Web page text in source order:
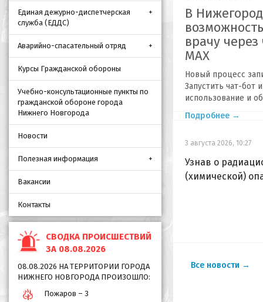
Единая дежурно-диспетчерская
служба (ЕДДС)
Аварийно-спасательный отряд
Курсы Гражданской обороны
Учебно-консультационные пункты по
гражданской обороне города
Нижнего Новгорода
Новости
Полезная информация
Вакансии
Контакты
СВОДКА ПРОИСШЕСТВИЙ
ЗА 08.08.2026
08.08.2026 НА ТЕРРИТОРИИ ГОРОДА
НИЖНЕГО НОВГОРОДА ПРОИЗОШЛО:
Пожаров – 3
В
врачу
MAX
Новый процесс
Запустить чат-бот
использование и
Подробнее →
3 августа 2026, 10:27
Узнав о
(химической)
Все новости →